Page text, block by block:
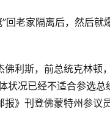
回老家隔离后，然后就
利斯，前总统克林顿
况已经不适合参选总
》刊登佛蒙特州参议